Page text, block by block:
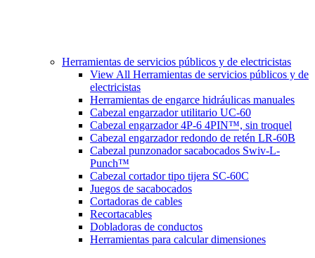
Herramientas de servicios públicos y de electricistas
View All Herramientas de servicios públicos y de
electricistas
Herramientas de engarce hidráulicas manuales
Cabezal engarzador utilitario UC-60
Cabezal engarzador 4P-6 4PIN™, sin troquel
Cabezal engarzador redondo de retén LR-60B
Cabezal punzonador sacabocados Swiv-L-
Punch™
Cabezal cortador tipo tijera SC-60C
Juegos de sacabocados
Cortadoras de cables
Recortacables
Dobladoras de conductos
Herramientas para calcular dimensiones